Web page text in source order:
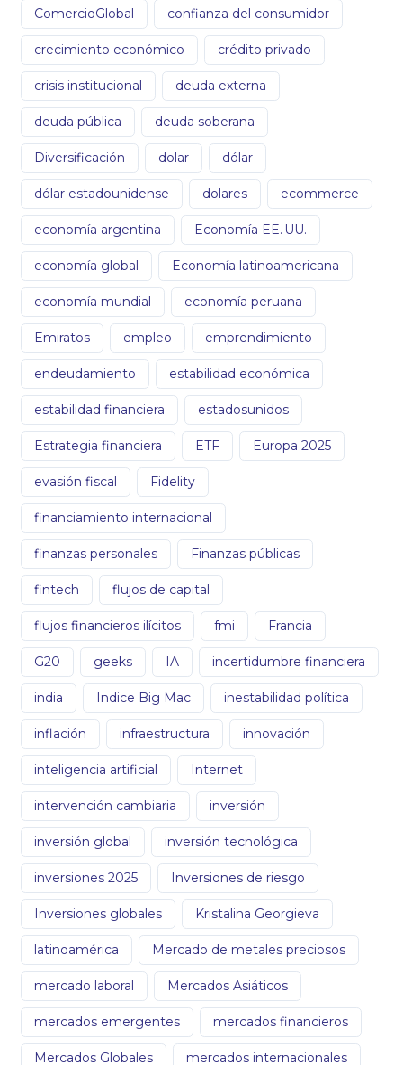
ComercioGlobal confianza del consumidor
crecimiento económico crédito privado
crisis institucional deuda externa
deuda pública deuda soberana
Diversificación dolar dólar
dólar estadounidense dolares ecommerce
economía argentina Economía EE. UU.
economía global Economía latinoamericana
economía mundial economía peruana
Emiratos empleo emprendimiento
endeudamiento estabilidad económica
estabilidad financiera estadosunidos
Estrategia financiera ETF Europa 2025
evasión fiscal Fidelity
financiamiento internacional
finanzas personales Finanzas públicas
fintech flujos de capital
flujos financieros ilícitos fmi Francia
G20 geeks IA incertidumbre financiera
india Indice Big Mac inestabilidad política
inflación infraestructura innovación
inteligencia artificial Internet
intervención cambiaria inversión
inversión global inversión tecnológica
inversiones 2025 Inversiones de riesgo
Inversiones globales Kristalina Georgieva
latinoamérica Mercado de metales preciosos
mercado laboral Mercados Asiáticos
mercados emergentes mercados financieros
Mercados Globales mercados internacionales